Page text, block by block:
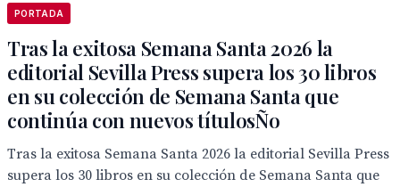
PORTADA
Tras la exitosa Semana Santa 2026 la
editorial Sevilla Press supera los 30 libros
en su colección de Semana Santa que
continúa con nuevos títulosÑo
Tras la exitosa Semana Santa 2026 la editorial Sevilla Press
supera los 30 libros en su colección de Semana Santa que